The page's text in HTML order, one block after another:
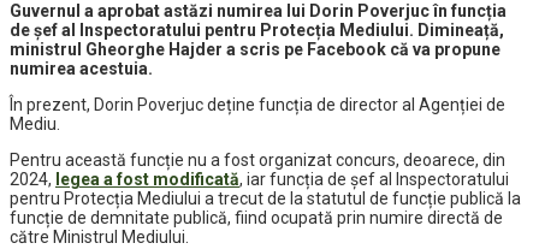
Guvernul a aprobat astăzi numirea lui Dorin Poverjuc în funcția
de șef al Inspectoratului pentru Protecția Mediului. Dimineață,
ministrul Gheorghe Hajder a scris pe Facebook că va propune
numirea acestuia.
În prezent, Dorin Poverjuc deține funcția de director al Agenției de
Mediu.
Pentru această funcție nu a fost organizat concurs, deoarece, din
2024, legea a fost modificată, iar funcția de șef al Inspectoratului
pentru Protecția Mediului a trecut de la statutul de funcție publică la
funcție de demnitate publică, fiind ocupată prin numire directă de
către Ministrul Mediului.